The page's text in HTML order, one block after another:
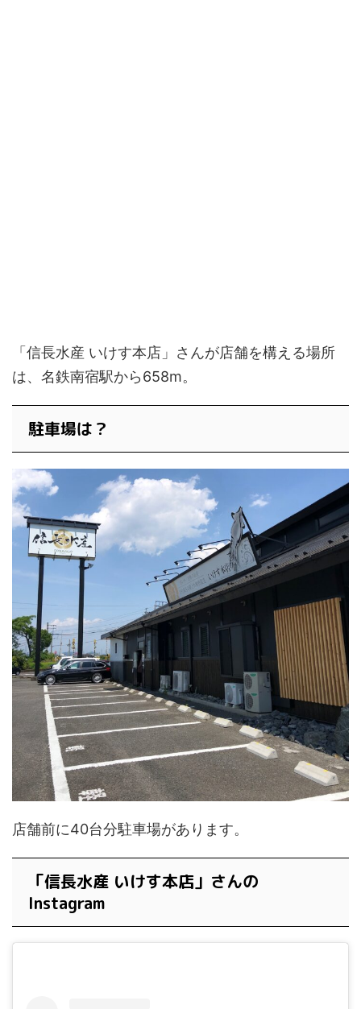
「信長水産 いけす本店」さんが店舗を構える場所
は、名鉄南宿駅から658m。
駐車場は？
店舗前に40台分駐車場があります。
「信長水産 いけす本店」さんの
Instagram